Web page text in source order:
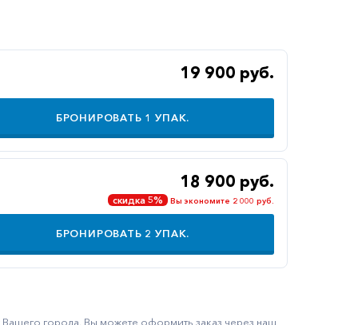
19 900 руб.
БРОНИРОВАТЬ 1 УПАК.
18 900 руб.
скидка 5% Вы экономите 2 000 руб.
БРОНИРОВАТЬ 2 УПАК.
Вашего города. Вы можете оформить заказ через наш